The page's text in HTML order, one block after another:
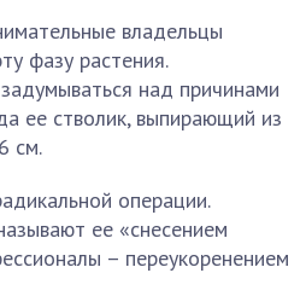
владельцы
фазу растения.
над причинами
ее стволик, выпирающий из
см.
операции.
ее «снесением
– переукоренением